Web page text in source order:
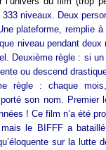
niveaux. Deux
plateforme, remplie
niveau pendant
Deuxième règle : si
ou descend
règle : chaque
son nom. Premier
! Ce film n’a été
le BIFFF a
sur la lutte